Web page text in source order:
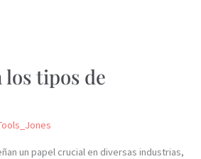
los tipos de
un papel crucial en diversas industrias,